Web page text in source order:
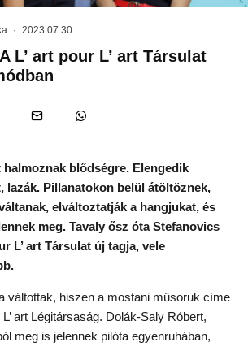
· 2023.07.30.
L’ art pour L’ art Társulat
halmoznak blődségre. Elengedik
lazák. Pillanatokon belül átöltöznek,
elváltoztatják a hangjukat, és
meg. Tavaly ősz óta Stefanovics
L’ art Társulat új tagja, vele
váltottak, hiszen a mostani műsoruk címe
L’ art Légitársaság. Dolák-Saly Róbert,
meg is jelennek pilóta egyenruhában,